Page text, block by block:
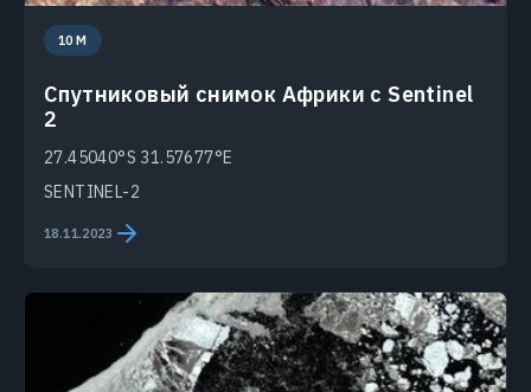
10 M
Спутниковый снимок Африки с Sentinel
2
27.45040°S 31.57677°E
SENTINEL-2
18.11.2023